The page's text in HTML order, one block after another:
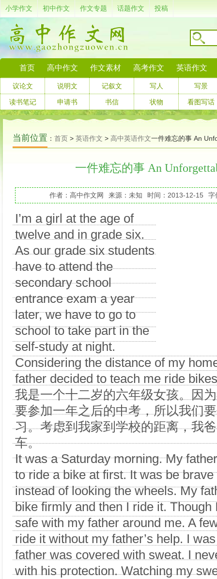
小学作文 初中作文 作文专题 话题作文 投稿
首页 高中作文 作文素材 高考作文 英语作文
议论文 说明文 记叙文 写人 写景
读书笔记 申请书 书信 状物 看图写话
当前位置 ： 首页 > 英语作文 > 高中英语作文一件难忘的事 An
一件难忘的事 An
作者：高中作文网 来源：未知 时间：2013-12-15 字
I’m a girl at the age of
twelve and in grade six.
As our grade six students
have to attend the
secondary school
entrance exam a year
later, we have to go to
school to take part in the
self-study at night.
Considering the distance of my
father decided to teach me ride
我是一个十二岁的六年级女孩。因
要参加一年之后的中考，所以我们
习。考虑到我家到学校的距离，我
车。
It was a Saturday morning. My
to ride a bike at first. It was be
instead of looking the wheels. My
bike firmly and then I ride it. Though
safe with my father around me. A
ride it without my father’s help. I
father was covered with sweat. I
with his protection. Watching my